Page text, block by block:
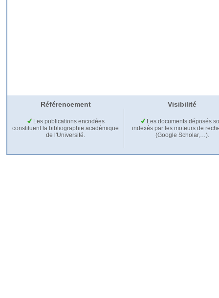
Référencement Visibilité
Les publications encodées
constituent la bibliographie académique
de l'Université.
Les documents déposés
indexés par les moteurs de
(Google Scholar,…).